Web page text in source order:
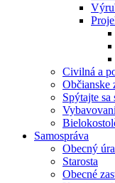
Civilná a
Občianske
Spýtajte sa
Samospráva
Obecný
Starosta
Obecné